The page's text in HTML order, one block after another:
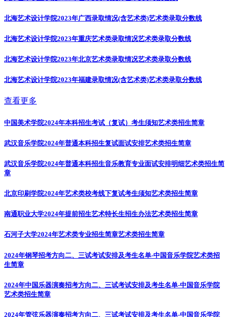
北海艺术设计学院2023年广西录取情况(含艺术类)艺术类录取分数线
北海艺术设计学院2023年重庆艺术类录取情况艺术类录取分数线
北海艺术设计学院2023年北京艺术类录取情况艺术类录取分数线
北海艺术设计学院2023年福建录取情况(含艺术类)艺术类录取分数线
查看更多
中国美术学院2024年本科招生考试（复试）考生须知艺术类招生简章
武汉音乐学院2024年普通本科招生复试面试安排艺术类招生简章
武汉音乐学院2024年普通本科招生音乐教育专业面试安排明细艺术类招生简
章
北京印刷学院2024年艺术类校考线下复试考生须知艺术类招生简章
南通职业大学2024年提前招生艺术特长生招生办法艺术类招生简章
石河子大学2024年艺术类专业招生简章艺术类招生简章
2024年钢琴招考方向二、三试考试安排及考生名单-中国音乐学院艺术类招
生简章
2024年中国乐器演奏招考方向二、三试考试安排及考生名单-中国音乐学院
艺术类招生简章
2024年管弦乐器演奏招考方向二、三试考试安排及考生名单-中国音乐学院